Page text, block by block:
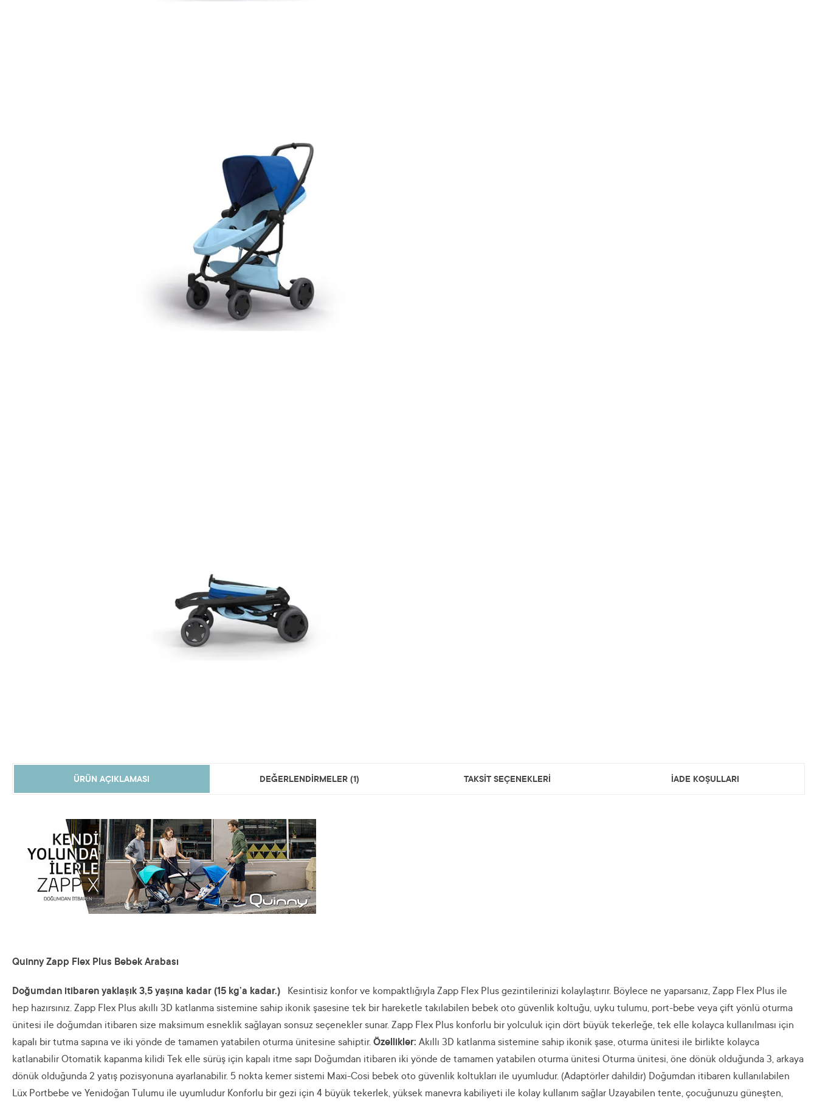
ÜRÜN AÇIKLAMASI DEĞERLENDİRMELER (1) TAKSİT SEÇENEKLERİ İADE KOŞULLARI
Quinny Zapp Flex Plus Bebek Arabası
Doğumdan itibaren yaklaşık 3,5 yaşına kadar (15 kg’a kadar.)
Kesintisiz konfor ve kompaktlığıyla Zapp Flex Plus gezintilerinizi kolaylaştırır. Böylece ne yaparsanız, Zapp Flex Plus ile
hep hazırsınız. Zapp Flex Plus akıllı 3D katlanma sistemine sahip ikonik şasesine tek bir hareketle takılabilen bebek oto güvenlik koltuğu, uyku tulumu, port-bebe veya çift yönlü oturma
ünitesi ile doğumdan itibaren size maksimum esneklik sağlayan sonsuz seçenekler sunar. Zapp Flex Plus konforlu bir yolculuk için dört büyük tekerleğe, tek elle kolayca kullanılması için
kapalı bir tutma sapına ve iki yönde de tamamen yatabilen oturma ünitesine sahiptir. Özellikler: Akıllı 3D katlanma sistemine sahip ikonik şase, oturma ünitesi ile birlikte kolayca
katlanabilir Otomatik kapanma kilidi Tek elle sürüş için kapalı itme sapı Doğumdan itibaren iki yönde de tamamen yatabilen oturma ünitesi Oturma ünitesi, öne dönük olduğunda 3, arkaya
dönük olduğunda 2 yatış pozisyonuna ayarlanabilir. 5 nokta kemer sistemi Maxi-Cosi bebek oto güvenlik koltukları ile uyumludur. (Adaptörler dahildir) Doğumdan itibaren kullanılabilen
Lüx Portbebe ve Yenidoğan Tulumu ile uyumludur Konforlu bir gezi için 4 büyük tekerlek, yüksek manevra kabiliyeti ile kolay kullanım sağlar Uzayabilen tente, çocuğunuzu güneşten,